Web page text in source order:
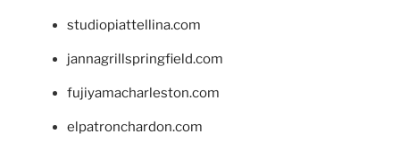
studiopiattellina.com
jannagrillspringfield.com
fujiyamacharleston.com
elpatronchardon.com